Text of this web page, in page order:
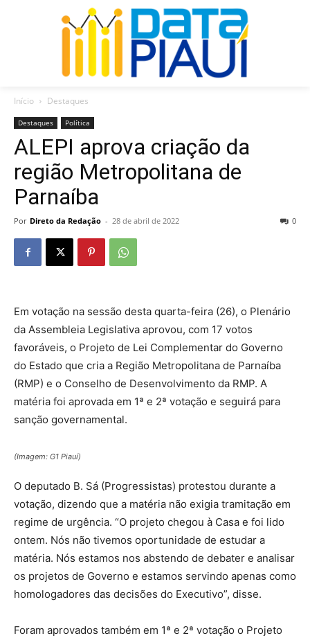
Início Destaques
Destaques Política
ALEPI aprova criação da
região Metropolitana de
Parnaíba
Por Direto da Redação - 28 de abril de 2022 0
Em votação na sessão desta quarta-feira (26), o Plenário
da Assembleia Legislativa aprovou, com 17 votos
favoráveis, o Projeto de Lei Complementar do Governo
do Estado que cria a Região Metropolitana de Parnaíba
(RMP) e o Conselho de Desenvolvimento da RMP. A
matéria foi aprovada em 1ª e 2ª votação e seguirá para
sanção governamental.
(Imagem: G1 Piauí)
O deputado B. Sá (Progressistas) protestou durante a
votação, dizendo que a matéria não exigia tramitação em
regime de urgência. “O projeto chegou à Casa e foi lido
ontem. Nós não tivemos oportunidade de estudar a
matéria. Nós estamos nos abstendo de debater e analisar
os projetos de Governo e estamos servindo apenas como
homologadores das decisões do Executivo”, disse.
Foram aprovados também em 1ª e 2ª votação o Projeto